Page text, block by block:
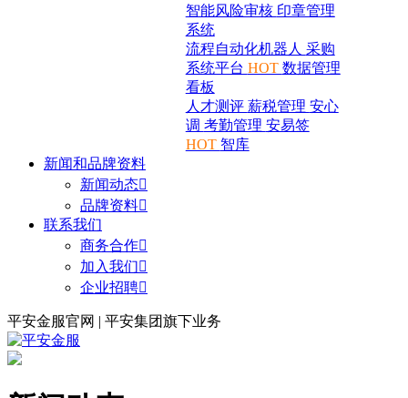
智能风险审核 印章管理
系统
流程自动化机器人 采购
系统平台 HOT 数据管理
看板
人才测评 薪税管理 安心
调 考勤管理 安易签
HOT 智库
新闻和品牌资料
新闻动态
品牌资料
联系我们
商务合作
加入我们
企业招聘
平安金服官网 | 平安集团旗下业务